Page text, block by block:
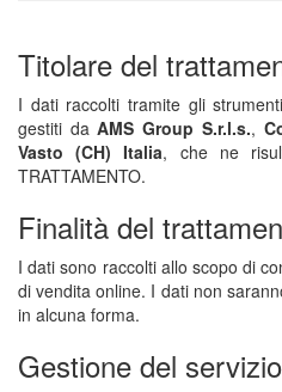
Titolare del
I dati raccolti tramite gli
gestiti daAMS Group S.r.l.s.,
Vasto (CH) Italia, che ne
TRATTAMENTO.
Finalità del
I dati sono raccolti allo scopo di
di vendita online. I dati non
in alcuna forma.
Gestione del servizio